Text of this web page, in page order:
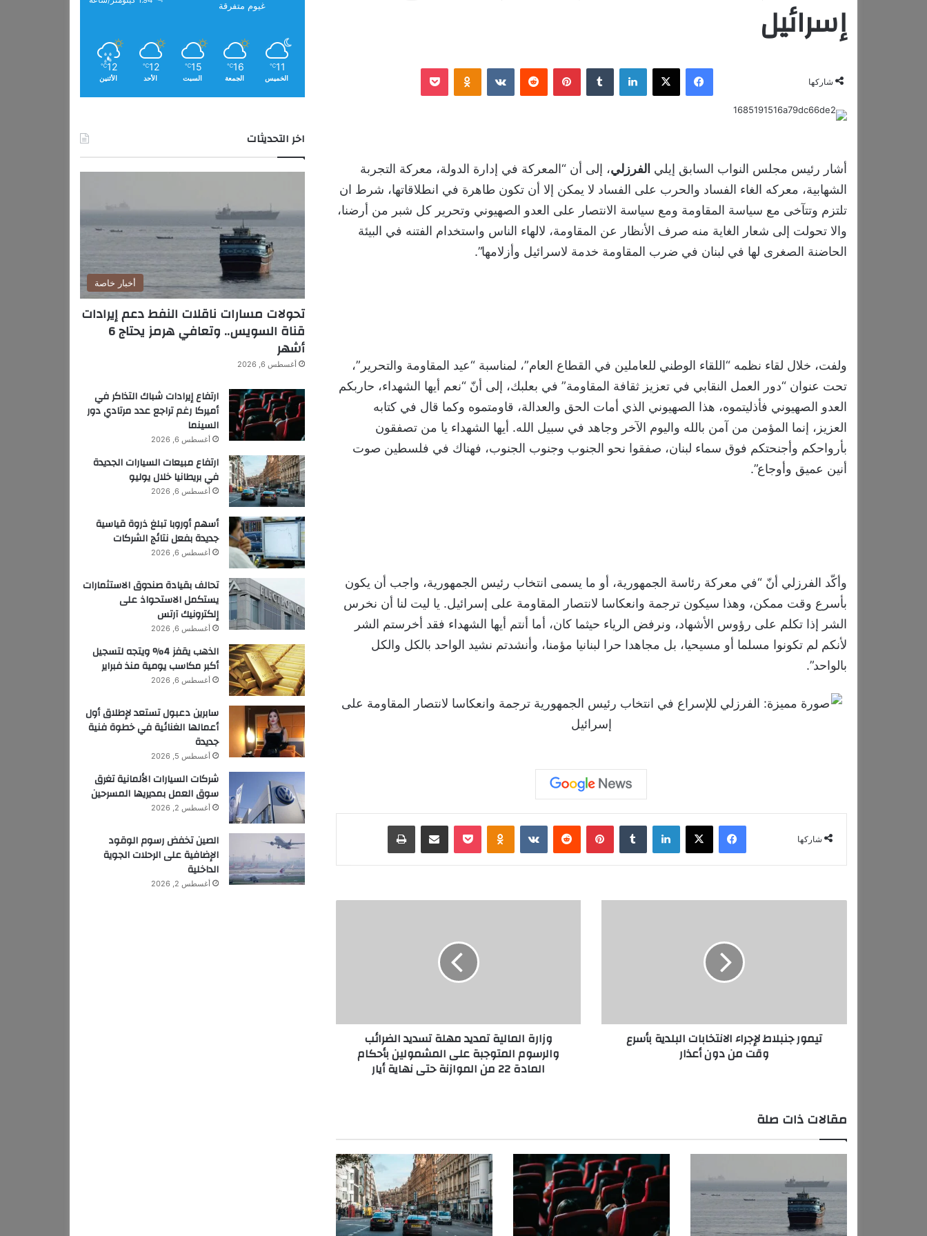
إسرائيل
شاركها
فيسبوك ‫X لينكدإن بينتيريست ‏VKontakte
أشار رئيس مجلس النواب السابق إيلي الفرزلي، إلى أن “المعركة في إدارة الدولة، معركة التجربة
الشهابية، معركه الغاء الفساد والحرب على الفساد لا يمكن إلا أن تكون طاهرة في انطلاقاتها، شرط ان
تلتزم وتتآخى مع ​سياسة​ المقاومة ومع سياسة الانتصار على العدو الصهيوني وتحرير كل شبر من أرضنا،
والا تحولت إلى شعار الغاية منه صرف الأنظار عن المقاومة، لالهاء الناس واستخدام الفتنه في البيئة
الحاضنة الصغرى لها في لبنان في ضرب المقاومة خدمة لاسرائيل وأزلامها”.
ولفت، خلال لقاء نظمه “اللقاء الوطني للعاملين في القطاع العام”، لمناسبة “عيد المقاومة والتحرير”،
تحت عنوان “دور العمل النقابي في تعزيز ثقافة المقاومة” في بعلبك، إلى أنّ “نعم أيها الشهداء، حاربكم
العدو الصهيوني فأذليتموه، هذا الصهيوني الذي أمات الحق والعدالة، قاومتموه وكما قال في كتابه
العزيز، إنما المؤمن من آمن بالله واليوم الآخر وجاهد في سبيل الله. أيها الشهداء يا من تصفقون
بأرواحكم وأجنحتكم فوق سماء لبنان، صفقوا نحو الجنوب وجنوب الجنوب، فهناك في فلسطين صوت
أنين عميق وأوجاع”.
وأكّد الفرزلي أنّ “في معركة رئاسة الجمهورية، أو ما يسمى انتخاب رئيس الجمهورية، واجب أن يكون
بأسرع وقت ممكن، وهذا سيكون ترجمة وانعكاسا لانتصار المقاومة على إسرائيل. يا ليت لنا أن نخرس
الشر إذا تكلم على رؤوس الأشهاد، ونرفض الرياء حيثما كان، أما أنتم أيها الشهداء فقد أخرستم الشر
لأنكم لم تكونوا مسلما أو مسيحيا، بل مجاهدا حرا لبنانيا مؤمنا، وأنشدتم نشيد الواحد بالكل والكل
بالواحد”.
شاركها
فيسبوك ‫X لينكدإن بينتيريست ‏VKontakte
ل
ا
ء
ا
ا
خ
تيمور جنبلاط لإجراء الانتخابات البلدية بأسرع
وقت من دون أعذار
ا
د
م
ه
ة
ت
وزارة المالية تمديد مهلة تسديد الضرائب
والرسوم المتوجبة على المشمولين بأحكام
المادة 22 من الموازنة حتى نهاية أيار
مقالات ذات صلة
غيوم متفرقة
11
℃
الخميس
16
℃
الجمعة
15
℃
السبت
12
℃
الأحد
12
℃
الأثنين
اخر التحديثات
أخبار خاصة
تحولات مسارات ناقلات النفط دعم إيرادات
قناة السويس.. وتعافي هرمز يحتاج 6
أشهر
أغسطس 6, 2026
ارتفاع إيرادات شباك التذاكر في
أميركا رغم تراجع عدد مرتادي دور
السينما
أغسطس 6, 2026
ارتفاع مبيعات السيارات الجديدة
في بريطانيا خلال يوليو
أغسطس 6, 2026
أسهم أوروبا تبلغ ذروة قياسية
جديدة بفعل نتائج الشركات
أغسطس 6, 2026
تحالف بقيادة صندوق الاستثمارات
يستكمل الاستحواذ على
إلكترونيك آرتس
أغسطس 6, 2026
الذهب يقفز 4% ويتجه لتسجيل
أكبر مكاسب يومية منذ فبراير
أغسطس 6, 2026
سابرين دعبول تستعد لإطلاق أول
أعمالها الغنائية في خطوة فنية
جديدة
أغسطس 5, 2026
شركات السيارات الألمانية تغرق
سوق العمل بمديريها المسرحين
أغسطس 2, 2026
الصين تخفض رسوم الوقود
الإضافية على الرحلات الجوية
الداخلية
أغسطس 2, 2026